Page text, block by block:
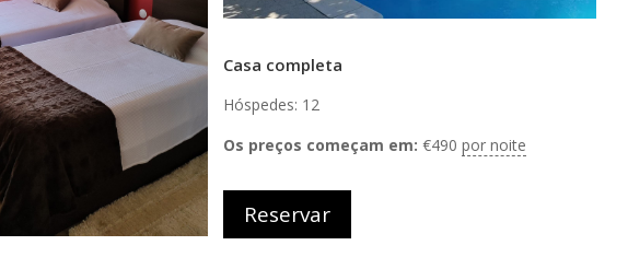
Casa completa
Hóspedes: 12
Os preços começam em: €490 por noite
Reservar